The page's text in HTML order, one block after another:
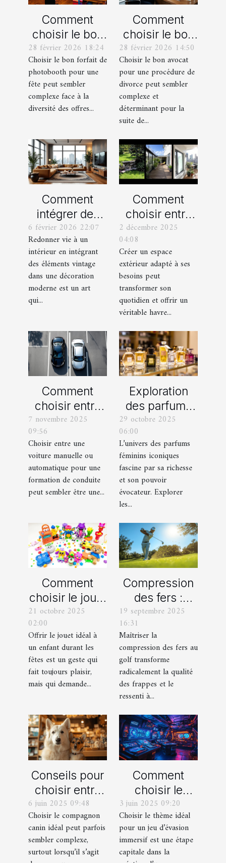
Comment
choisir le bon
forfait de
photobooth
pour votre fête
28 février 2026 18:24
Choisir le bon forfait de
photobooth pour une
fête peut sembler
complexe face à la
diversité des offres...
Comment
choisir le bon
avocat pour
votre
procédure de
divorce ?
28 février 2026 14:50
Choisir le bon avocat
pour une procédure de
divorce peut sembler
complexe et
déterminant pour la
suite de...
Comment
intégrer des
éléments
vintage dans
une décoration
moderne ?
6 février 2026 22:07
Redonner vie à un
intérieur en intégrant
des éléments vintage
dans une décoration
moderne est un art
qui...
Comment
choisir entre
un jardin, une
terrasse et un
balcon pour
votre espace
extérieur ?
2 décembre 2025
04:08
Créer un espace
extérieur adapté à ses
besoins peut
transformer son
quotidien et offrir un
véritable havre...
Comment
choisir entre
une voiture
manuelle ou
automatique
pour votre
formation de
conduite ?
7 novembre 2025
09:56
Choisir entre une
voiture manuelle ou
automatique pour une
formation de conduite
peut sembler être une...
Exploration
des parfums
féminins
iconiques et
leurs
variations
29 octobre 2025
06:00
L’univers des parfums
féminins iconiques
fascine par sa richesse
et son pouvoir
évocateur. Explorer
les...
Comment
choisir le jouet
parfait pour
chaque âge
durant les
fêtes ?
21 octobre 2025
02:00
Offrir le jouet idéal à
un enfant durant les
fêtes est un geste qui
fait toujours plaisir,
mais qui demande...
Compression
des fers :
comment
obtenir des
frappes plus
solides ?
19 septembre 2025
16:31
Maîtriser la
compression des fers au
golf transforme
radicalement la qualité
des frappes et le
ressenti à...
Conseils pour
choisir entre
un berger
blanc suisse
et un berger
américain
6 juin 2025 09:48
Choisir le compagnon
canin idéal peut parfois
sembler complexe,
surtout lorsqu’il s’agit
Comment
choisir le
thème parfait
pour votre
prochain jeu
d'évasion
3 juin 2025 09:20
Choisir le thème idéal
pour un jeu d’évasion
immersif est une étape
capitale dans la